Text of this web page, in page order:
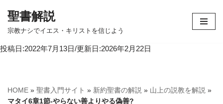
コ
テ
へ
ス
聖書解説
宗教ナシでイエス・キリストを信じよう
投稿日:2022年7月13日/更新日:2026年2月22日
HOME » 聖書入門サイト » 新約聖書の解説 » 山上の説教を解説 »
マタイ6章1節-やらない善よりやる偽善?